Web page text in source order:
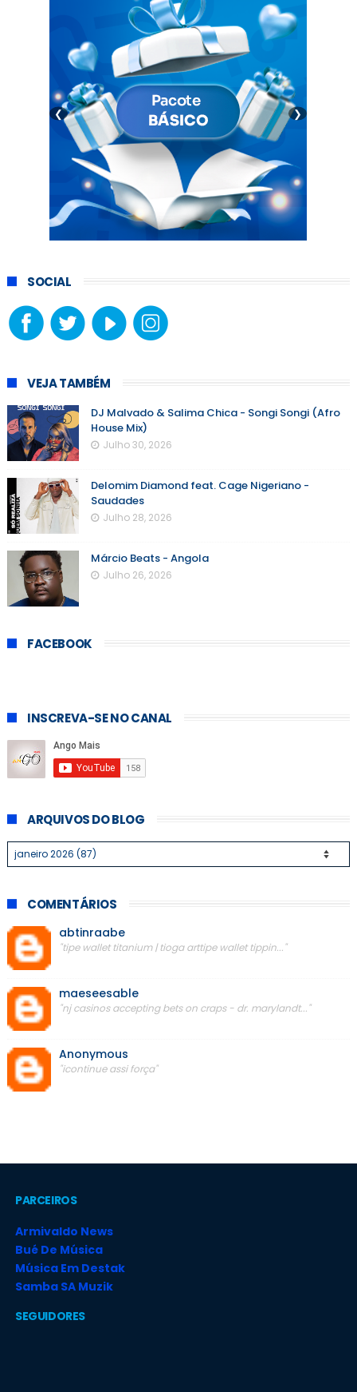
❮ ❯
SOCIAL
VEJA TAMBÉM
DJ Malvado & Salima Chica - Songi Songi (Afro
House Mix)
Julho 30, 2026
Delomim Diamond feat. Cage Nigeriano -
Saudades
Julho 28, 2026
Márcio Beats - Angola
Julho 26, 2026
FACEBOOK
INSCREVA-SE NO CANAL
ARQUIVOS DO BLOG
COMENTÁRIOS
abtinraabe
"tipe wallet titanium | tioga arttipe wallet tippin..."
maeseesable
"nj casinos accepting bets on craps - dr. marylandt..."
Anonymous
"icontinue assi força"
PARCEIROS
Armivaldo News
Bué De Música
Música Em Destak
Samba SA Muzik
SEGUIDORES